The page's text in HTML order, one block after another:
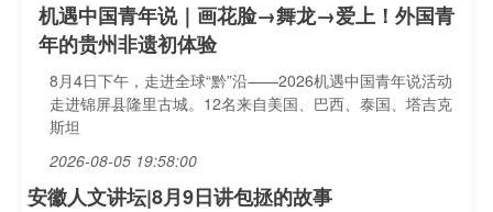
机遇中国青年说｜画花脸→舞龙→爱上！外国青
年的贵州非遗初体验
8月4日下午，走进全球“黔”沿——2026机遇中国青年说活动
走进锦屏县隆里古城。12名来自美国、巴西、泰国、塔吉克
斯坦
2026-08-05 19:58:00
安徽人文讲坛|8月9日讲包拯的故事